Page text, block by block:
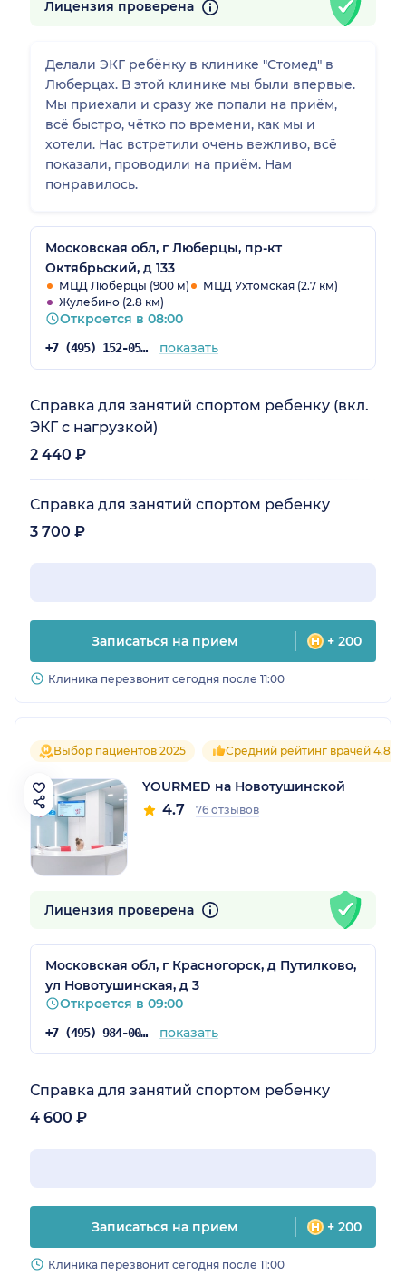
Лицензия проверена
Делали ЭКГ ребёнку в клинике "Стомед" в
Люберцах. В этой клинике мы были впервые.
Мы приехали и сразу же попали на приём,
всё быстро, чётко по времени, как мы и
хотели. Нас встретили очень вежливо, всё
показали, проводили на приём. Нам
понравилось.
Московская обл, г Люберцы, пр-кт
Октябрьский, д 133
МЦД Люберцы (900 м)
МЦД Ухтомская (2.7 км)
Жулебино (2.8 км)
Откроется в 08:00
+7 (495) 152-05-31 показать
Справка для занятий спортом ребенку (вкл.
ЭКГ с нагрузкой)
2 440 ₽
Справка для занятий спортом ребенку
3 700 ₽
Записаться на прием + 200
Клиника перезвонит сегодня после 11:00
Выбор пациентов 2025 Средний рейтинг врачей 4.8
YOURMED на Новотушинской
4.7 76 отзывов
Лицензия проверена
Московская обл, г Красногорск, д Путилково,
ул Новотушинская, д 3
Откроется в 09:00
+7 (495) 984-00-57 показать
Справка для занятий спортом ребенку
4 600 ₽
Записаться на прием + 200
Клиника перезвонит сегодня после 11:00